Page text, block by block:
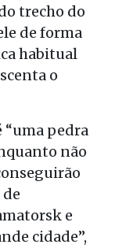
trecho do
de forma
habitual
o
“uma pedra
não
e
cidade”,